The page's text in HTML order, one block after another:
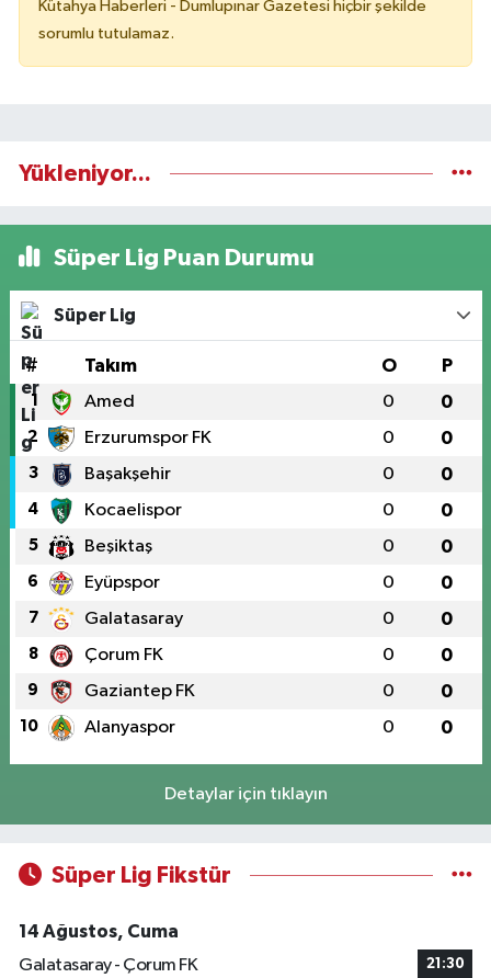
Kütahya Haberleri - Dumlupınar Gazetesi hiçbir şekilde
sorumlu tutulamaz.
Yükleniyor...
Süper Lig Puan Durumu
Süper Lig
# Takım O P
1 Amed 0 0
2 Erzurumspor FK 0 0
3 Başakşehir 0 0
4 Kocaelispor 0 0
5 Beşiktaş 0 0
6 Eyüpspor 0 0
7 Galatasaray 0 0
8 Çorum FK 0 0
9 Gaziantep FK 0 0
10 Alanyaspor 0 0
Detaylar için tıklayın
Süper Lig Fikstür
14 Ağustos, Cuma
Galatasaray - Çorum FK
21:30